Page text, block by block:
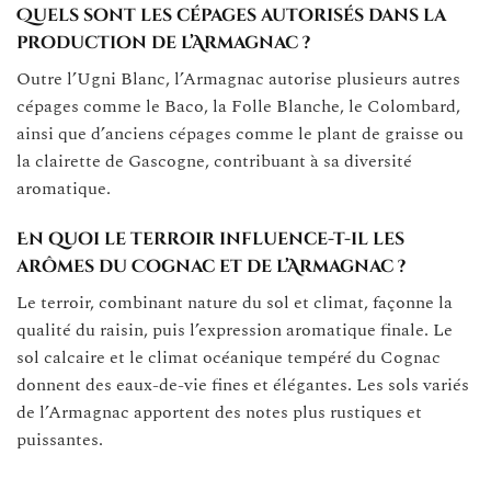
Quels sont les cépages autorisés dans la
production de l’Armagnac ?
Outre l’Ugni Blanc, l’Armagnac autorise plusieurs autres
cépages comme le Baco, la Folle Blanche, le Colombard,
ainsi que d’anciens cépages comme le plant de graisse ou
la clairette de Gascogne, contribuant à sa diversité
aromatique.
En quoi le terroir influence-t-il les
arômes du Cognac et de l’Armagnac ?
Le terroir, combinant nature du sol et climat, façonne la
qualité du raisin, puis l’expression aromatique finale. Le
sol calcaire et le climat océanique tempéré du Cognac
donnent des eaux-de-vie fines et élégantes. Les sols variés
de l’Armagnac apportent des notes plus rustiques et
puissantes.